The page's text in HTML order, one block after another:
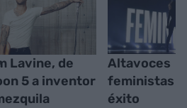
Lavine, de
5 a inventor
Altavoces
feministas
éxito